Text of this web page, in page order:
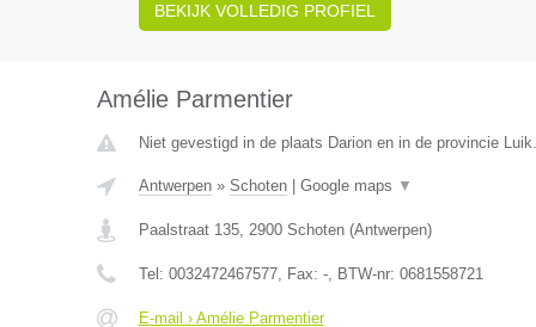
BEKIJK VOLLEDIG PROFIEL
Amélie Parmentier
Niet gevestigd in de plaats Darion en in de provincie Luik.
Antwerpen» Schoten| Google maps ▼
Paalstraat 135, 2900 Schoten(Antwerpen)
Tel: 0032472467577, Fax: -, BTW-nr: 0681558721
E-mail › Amélie Parmentier